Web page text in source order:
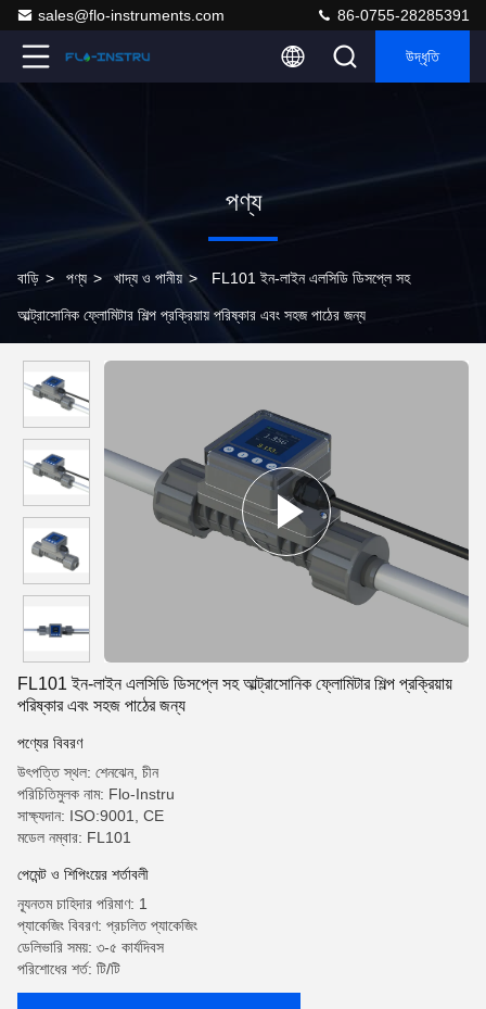
sales@flo-instruments.com 86-0755-28285391
উদ্ধৃতি
পণ্য
বাড়ি > পণ্য > খাদ্য ও পানীয় > FL101 ইন-লাইন এলসিডি ডিসপ্লে সহ
আল্ট্রাসোনিক ফ্লোমিটার শিল্প প্রক্রিয়ায় পরিষ্কার এবং সহজ পাঠের জন্য
FL101 ইন-লাইন এলসিডি ডিসপ্লে সহ আল্ট্রাসোনিক ফ্লোমিটার শিল্প প্রক্রিয়ায়
পরিষ্কার এবং সহজ পাঠের জন্য
পণ্যের বিবরণ
উৎপত্তি স্থল: শেনঝেন, চীন
পরিচিতিমুলক নাম: Flo-Instru
সাক্ষ্যদান: ISO:9001, CE
মডেল নম্বার: FL101
পেমেন্ট ও শিপিংয়ের শর্তাবলী
ন্যূনতম চাহিদার পরিমাণ: 1
প্যাকেজিং বিবরণ: প্রচলিত প্যাকেজিং
ডেলিভারি সময়: ৩-৫ কার্যদিবস
পরিশোধের শর্ত: টি/টি